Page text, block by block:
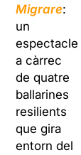
Migrare:
un
espectacle
a càrrec
de quatre
ballarines
resilients
que gira
entorn del